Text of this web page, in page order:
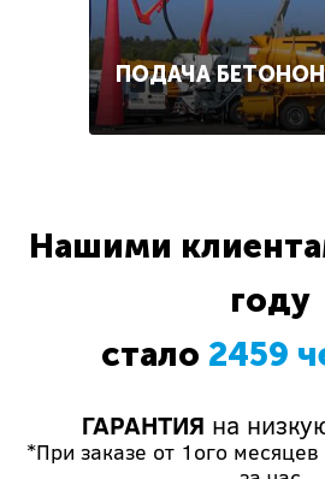
ПОДАЧА
Нашими
году
стало 2459
ГАРАНТИЯ на
*При заказе от 1ого